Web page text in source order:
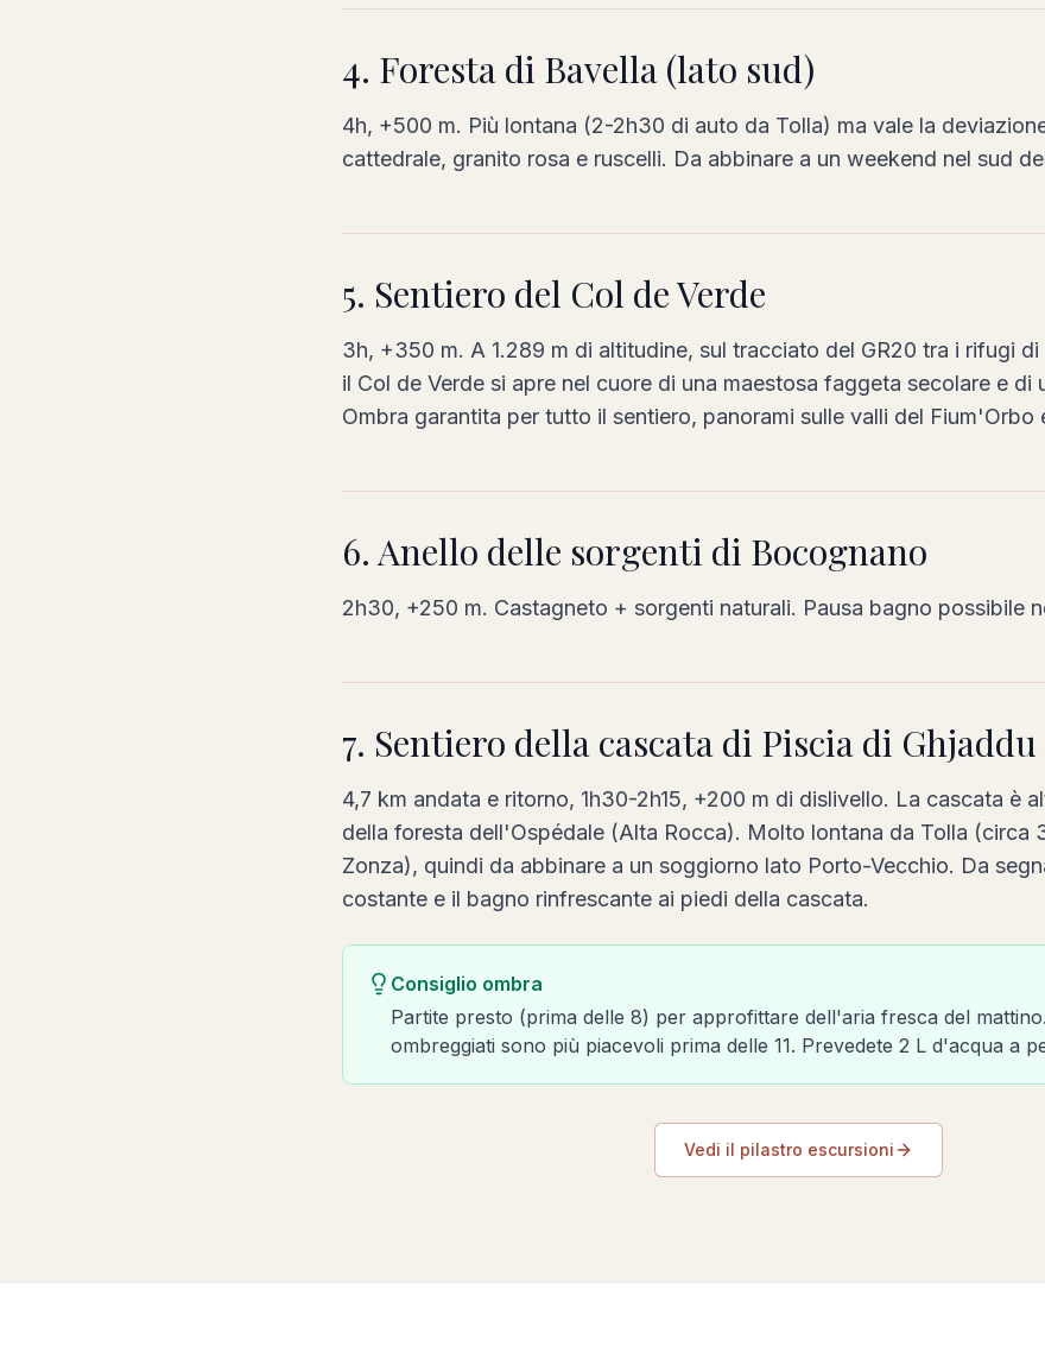
4. Foresta di Bavella (lato sud)
4h, +500 m. Più lontana (2-2h30 di auto da Tolla) ma vale la
cattedrale, granito rosa e ruscelli. Da abbinare a un weekend nel sud
5. Sentiero del Col de Verde
3h, +350 m. A 1.289 m di altitudine, sul tracciato del GR20 tra i rifugi di
il Col de Verde si apre nel cuore di una maestosa faggeta secolare e di
Ombra garantita per tutto il sentiero, panorami sulle valli del Fium'Orbo
6. Anello delle sorgenti di Bocognano
2h30, +250 m. Castagneto + sorgenti naturali. Pausa bagno possibile
7. Sentiero della cascata di Piscia di Ghjaddu
4,7 km andata e ritorno, 1h30-2h15, +200 m di dislivello. La cascata è
della foresta dell'Ospédale (Alta Rocca). Molto lontana da Tolla (circa
Zonza), quindi da abbinare a un soggiorno lato Porto-Vecchio. Da
costante e il bagno rinfrescante ai piedi della cascata.
Consiglio ombra
Partite presto (prima delle 8) per approfittare dell'aria fresca del
ombreggiati sono più piacevoli prima delle 11. Prevedete 2 L d'acqua a
Vedi il pilastro escursioni